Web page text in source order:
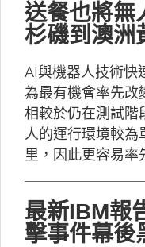
送餐也將無
杉磯到澳洲
AI與機器人技術快
為最有機會率先改
相較於仍在測試階
人的運行環境較
里，因此更容易率
最新IBM報
擊事件幕後